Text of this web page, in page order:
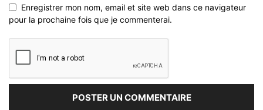
Enregistrer mon nom, email et site web dans ce navigateur
pour la prochaine fois que je commenterai.